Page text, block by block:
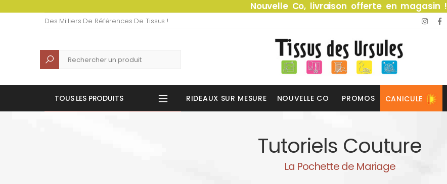
Nouvelle Co, livraison offerte en magasin !
Des Milliers De Références De Tissus !
Recherche
TOUS LES PRODUITS RIDEAUX SUR MESURE NOUVELLE CO PROMOS CANICULE
Tutoriels Couture
La Pochette de Mariage